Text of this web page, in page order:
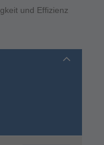
und Effizienz